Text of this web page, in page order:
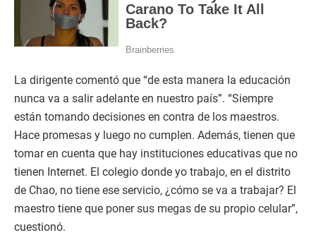
La dirigente comentó que “de esta manera la educación
nunca va a salir adelante en nuestro país”. “Siempre
están tomando decisiones en contra de los maestros.
Hace promesas y luego no cumplen. Además, tienen que
tomar en cuenta que hay instituciones educativas que no
tienen Internet. El colegio donde yo trabajo, en el distrito
de Chao, no tiene ese servicio, ¿cómo se va a trabajar? El
maestro tiene que poner sus megas de su propio celular”,
cuestionó.